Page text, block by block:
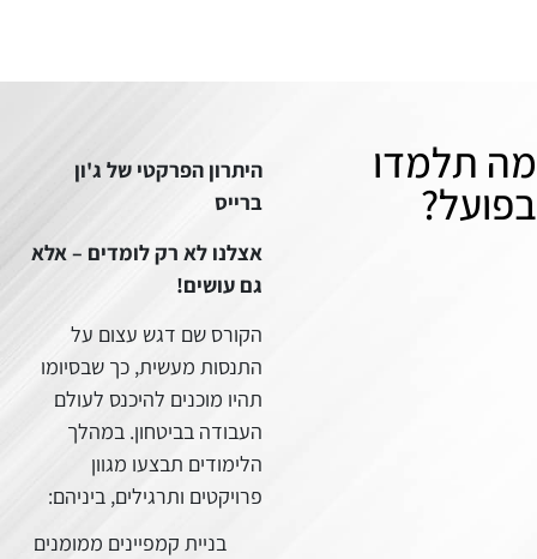
היתרון הפרקטי של ג'ון
ברייס
אצלנו לא רק לומדים – אלא
גם עושים!
הקורס שם דגש עצום על
התנסות מעשית, כך שבסיומו
תהיו מוכנים להיכנס לעולם
העבודה בביטחון. במהלך
הלימודים תבצעו מגוון
פרויקטים ותרגילים, ביניהם:
בניית קמפיינים ממומנים